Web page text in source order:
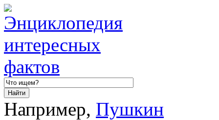
Например, Пушкин